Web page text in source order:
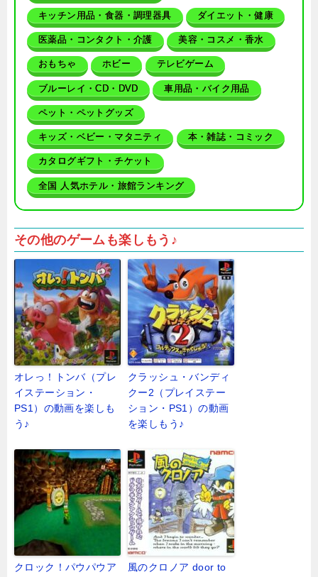
キッチン用品・食器・調理器具 ダイエット・健康
医薬品・コンタクト・介護 美容・コスメ・香水
おもちゃ ホビー テレビゲーム
ブルーレイ・CD・DVD 車用品・バイク用品
ペット・ペットグッズ
キッズ・ベビー・マタニティ 本・雑誌・コミック
カタログギフト・チケット
全国 人気ホテル・旅館ランキング
その他のゲームも楽しもう♪
オレっ！トンバ（プレ
イステーション・
PS1）の動画を楽しも
う♪
クラッシュ・バンディ
クー2（プレイステー
ション・PS1）の動画
を楽しもう♪
クロック！パウパウア
風のクロノア door to